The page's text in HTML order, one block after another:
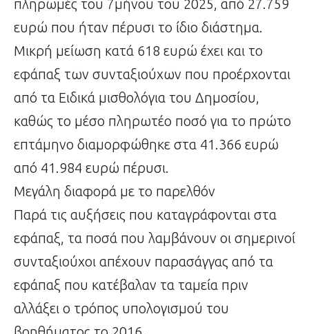
πληρωμές του 7μήνου του 2025, από 27.759
ευρώ που ήταν πέρυσι το ίδιο διάστημα.
Μικρή μείωση κατά 618 ευρώ έχει και το
εφάπαξ των συνταξιούχων που προέρχονται
από τα Ειδικά μισθολόγια του Δημοσίου,
καθώς το μέσο πληρωτέο ποσό για το πρώτο
επτάμηνο διαμορφώθηκε στα 41.366 ευρώ
από 41.984 ευρώ πέρυσι.
Μεγάλη διαφορά με το παρελθόν
Παρά τις αυξήσεις που καταγράφονται στα
εφάπαξ, τα ποσά που λαμβάνουν οι σημερινοί
συνταξιούχοι απέχουν παρασάγγας από τα
εφάπαξ που κατέβαλαν τα ταμεία πριν
αλλάξει ο τρόπος υπολογισμού του